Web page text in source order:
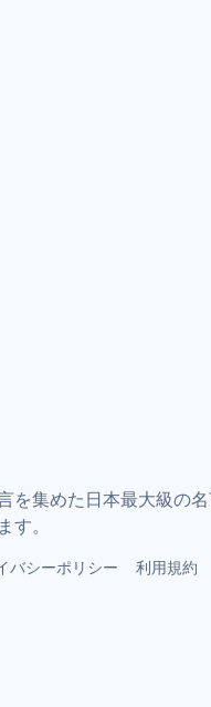
を集めた日本最大級の
す。
バシーポリシー 利用規約